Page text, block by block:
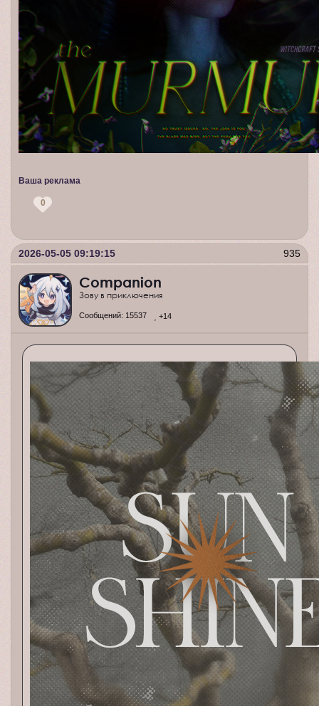
Ваша реклама
0
935
2026-05-05 09:19:15
Companion
Зову в приключения
Сообщений: 15537 +14